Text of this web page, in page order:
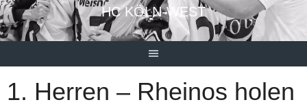
HC KÖLN-WEST
1. Herren – Rheinos holen